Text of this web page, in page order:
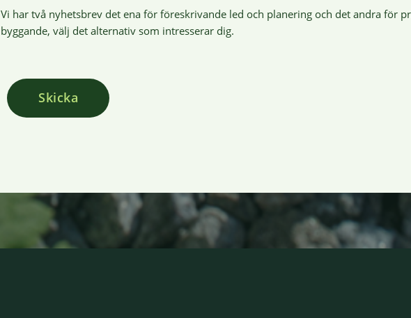
Vi har två nyhetsbrev det ena för föreskrivande led och planering och det andra för
byggande, välj det alternativ som intresserar dig.
Skicka